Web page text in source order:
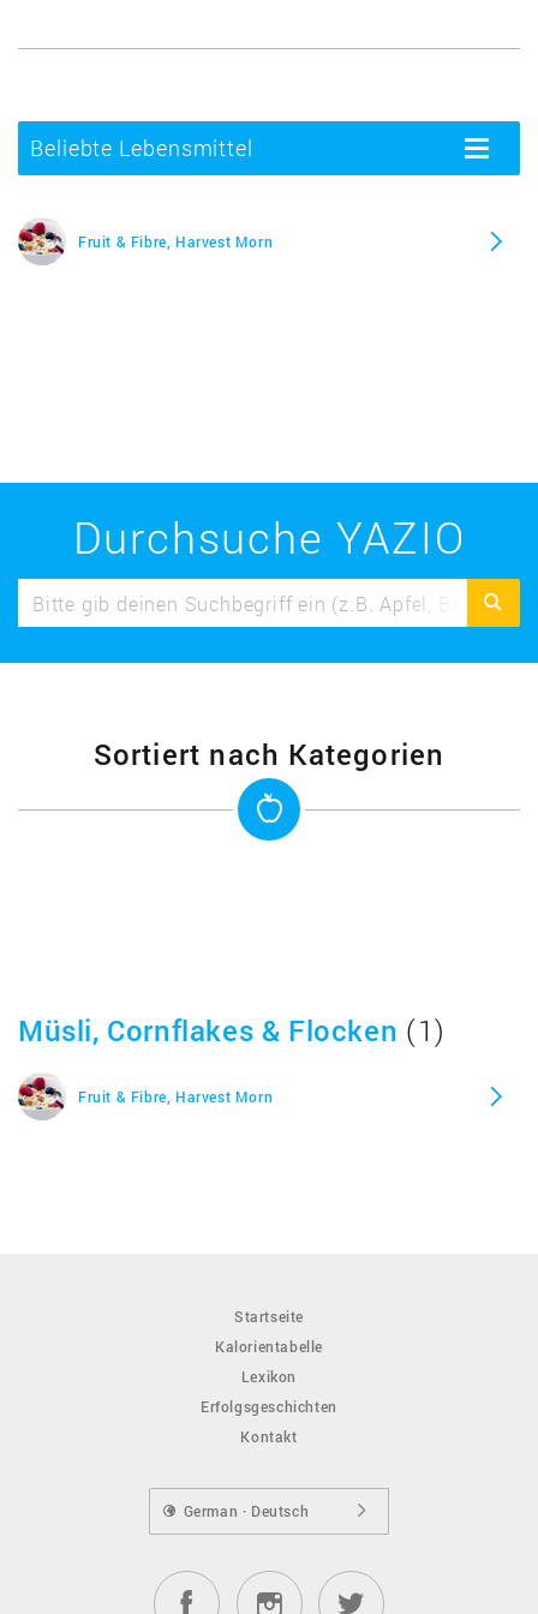
Beliebte Lebensmittel
Toggle
Fruit & Fibre, Harvest Morn
Durchsuche YAZIO
Sortiert nach Kategorien
Müsli, Cornflakes & Flocken (1)
Fruit & Fibre, Harvest Morn
Startseite
Kalorientabelle
Lexikon
Erfolgsgeschichten
Kontakt
German · Deutsch